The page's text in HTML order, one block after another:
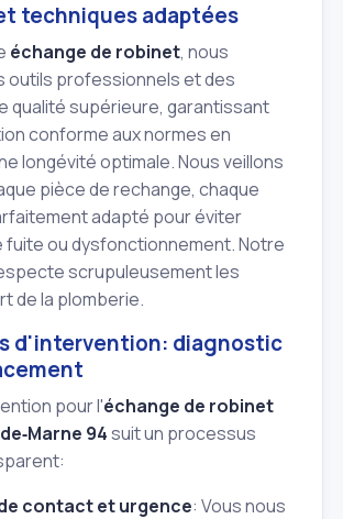
techniques adaptées
échange de robinet, nous
outils professionnels et des
qualité supérieure, garantissant
conforme aux normes en
longévité optimale. Nous veillons
pièce de rechange, chaque
adapté pour éviter
ou dysfonctionnement. Notre
scrupuleusement les
de la plomberie.
d'intervention: diagnostic
pour l'échange de robinet
94suit un processus
contact et urgence: Vous nous